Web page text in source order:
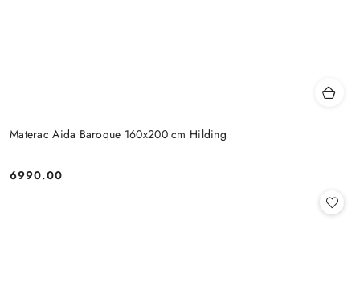
Materac Aida Baroque 160x200 cm Hilding
Cena:
6990.00